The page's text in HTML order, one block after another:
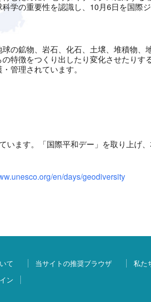
学の重要性を認識し、10月6日を国際
の鉱物、岩石、化石、土壌、堆積物、
特徴をつくり出したり変化させたりす
管理されています。
います。「国際平和デー」を取り上げ
en/days/geodiversity
て 当サイトの推奨ブラウザ 私た
ン